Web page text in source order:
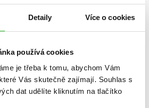
Detaily Více o cookies
používá cookies
je třeba k tomu, abychom Vám
Vás skutečně zajímají. Souhlas s
dat udělíte kliknutím na tlačítko